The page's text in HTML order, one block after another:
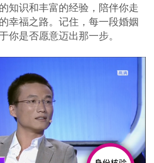
知识和丰富的经验，陪伴你走
幸福之路。记住，每一段婚姻
你是否愿意迈出那一步。